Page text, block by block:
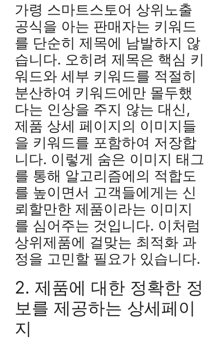
가령 스마트스토어 상위노출
공식을 아는 판매자는 키워드
를 단순히 제목에 남발하지 않
습니다. 오히려 제목은 핵심 키
워드와 세부 키워드를 적절히
분산하여 키워드에만 몰두했
다는 인상을 주지 않는 대신,
제품 상세 페이지의 이미지들
을 키워드를 포함하여 저장합
니다. 이렇게 숨은 이미지 태그
를 통해 알고리즘에의 적합도
를 높이면서 고객들에게는 신
뢰할만한 제품이라는 이미지
를 심어주는 것입니다. 이처럼
상위제품에 걸맞는 최적화 과
정을 고민할 필요가 있습니다.
2. 제품에 대한 정확한 정
보를 제공하는 상세페이
지